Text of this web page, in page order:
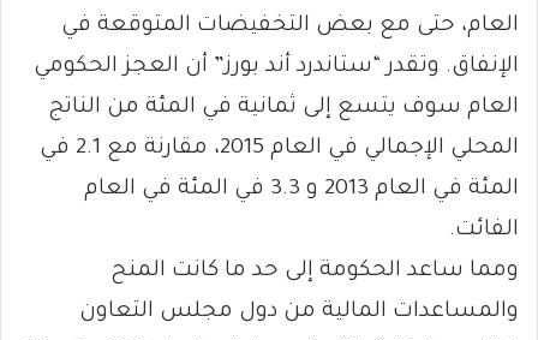
العام، حتى مع بعض التخفيضات المتوقعة في
الإنفاق. وتقدر “ستاندرد أند بورز” أن العجز الحكومي
العام سوف يتسع إلى ثمانية في المئة من الناتج
المحلي الإجمالي في العام 2015، مقارنة مع 2.1 في
المئة في العام 2013 و 3.3 في المئة في العام
الفائت.
ومما ساعد الحكومة إلى حد ما كانت المنح
والمساعدات المالية من دول مجلس التعاون